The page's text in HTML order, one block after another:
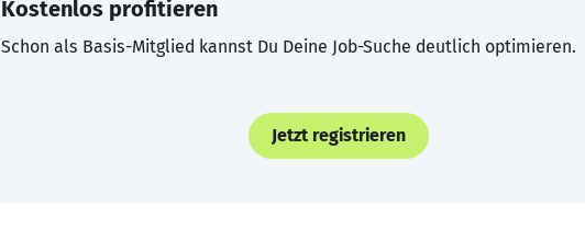
Kostenlos profitieren
Schon als Basis-Mitglied kannst Du Deine Job-Suche deutlich optimieren.
Jetzt registrieren